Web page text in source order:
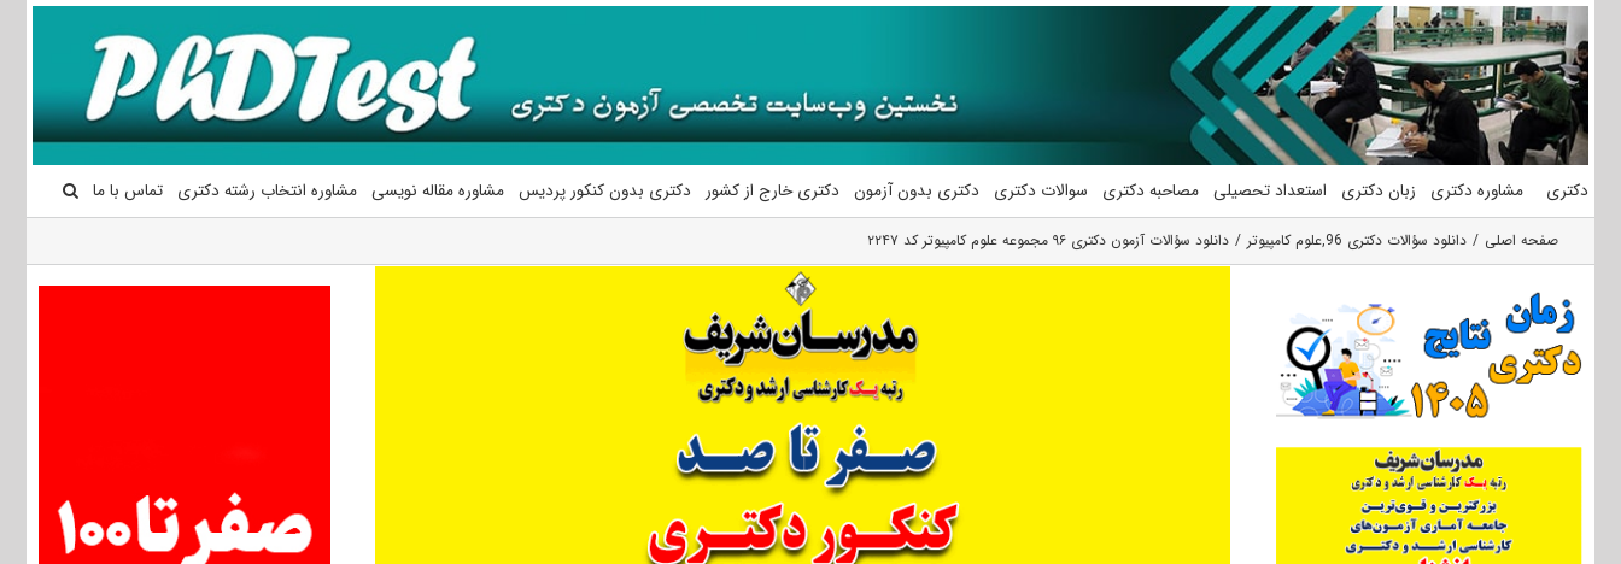
محتوا
دکتری مشاوره دکتری زبان دکتری استعداد تحصیلی مصاحبه دکتری سوالات دکتری دکتری بدون آزمون دکتری خارج از کشور دکتری بدون کنکور پردیس مشاوره مقاله نویسی مشاوره انتخاب رشته دکتری تماس با ما
صفحه اصلی دانلود سؤالات دکتری 96 ,علوم کامپیوتر دانلود سؤالات آزمون دکتری ۹۶ مجموعه علوم کامپیوتر کد ۲۲۴۷